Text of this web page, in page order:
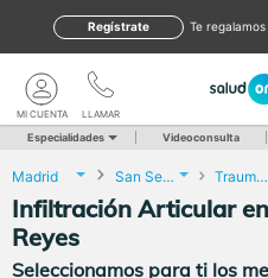
te regalamos
Regístrate
LLAMAR
MI CUENTA
Especialidades Videoconsulta
Madrid San Sebastián de los Reyes Traumatología y Cirugía Ortopédica
Infiltración Articular
Reyes
Seleccionamos para ti los